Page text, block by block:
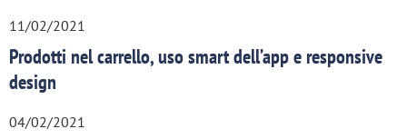
11/02/2021
Prodotti nel carrello, uso smart dell’app e responsive
design
04/02/2021